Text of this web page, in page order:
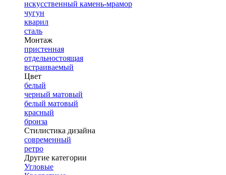
искусственный камень-мрамор
чугун
кварил
сталь
Монтаж
пристенная
отдельностоящая
встраиваемый
Цвет
белый
черный матовый
белый матовый
красный
бронза
Стилистика дизайна
современный
ретро
Другие категории
Угловые